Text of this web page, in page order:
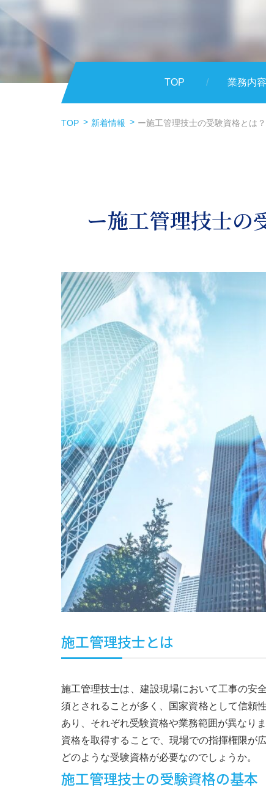
TOP 業務内容
TOP 新着情報 ー施工管理技士の受験資格とは
ー施工管理技士の
施工管理技士とは
施工管理技士は、建設現場において工事の安
須とされることが多く、国家資格として信頼
あり、それぞれ受験資格や業務範囲が異なりま
資格を取得することで、現場での指揮権限が
どのような受験資格が必要なのでしょうか。
施工管理技士の受験資格の基本